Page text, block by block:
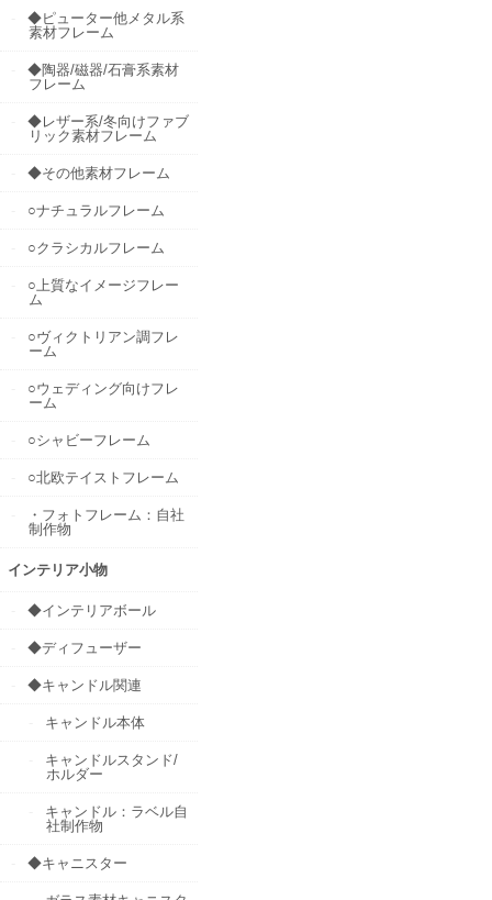
◆ピューター他メタル系
素材フレーム
◆陶器/磁器/石膏系素材
フレーム
◆レザー系/冬向けファブ
リック素材フレーム
◆その他素材フレーム
○ナチュラルフレーム
○クラシカルフレーム
○上質なイメージフレー
ム
○ヴィクトリアン調フレ
ーム
○ウェディング向けフレ
ーム
○シャビーフレーム
○北欧テイストフレーム
・フォトフレーム：自社
制作物
インテリア小物
◆インテリアボール
◆ディフューザー
◆キャンドル関連
キャンドル本体
キャンドルスタンド/
ホルダー
キャンドル：ラベル自
社制作物
◆キャニスター